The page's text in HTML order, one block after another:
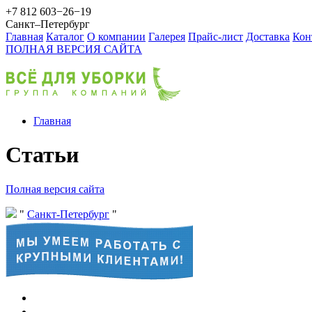
+7 812 603−26−19
Санкт–Петербург
Главная Каталог О компании Галерея Прайс-лист Доставка
ПОЛНАЯ ВЕРСИЯ САЙТА
Главная
Статьи
Полная версия сайта
Санкт-Петербург